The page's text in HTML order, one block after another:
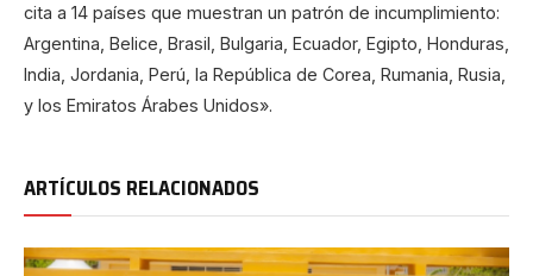
cita a 14 países que muestran un patrón de incumplimiento:
Argentina, Belice, Brasil, Bulgaria, Ecuador, Egipto, Honduras,
India, Jordania, Perú, la República de Corea, Rumania, Rusia,
y los Emiratos Árabes Unidos».
ARTÍCULOS RELACIONADOS